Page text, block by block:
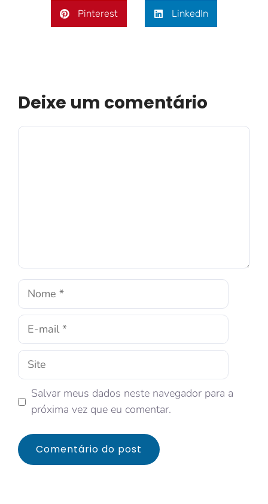
Pinterest LinkedIn
Deixe um comentário
Salvar meus dados neste navegador para a
próxima vez que eu comentar.